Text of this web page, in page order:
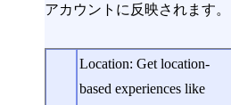
アカウントに反映されます。
Location: Get location-
based experiences like